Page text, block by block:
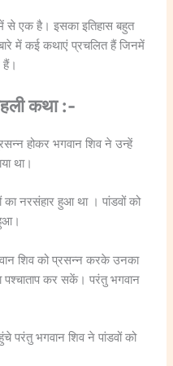
से एक है। इसका इतिहास बहुत
में कई कथाएं प्रचलित हैं जिनमें
हैं।
कथा :-
होकर भगवान शिव ने उन्हें
था।
का नरसंहार हुआ था । पांडवों को
शिव को प्रसन्न करके उनका
पश्चाताप कर सकें। परंतु भगवान
परंतु भगवान शिव ने पांडवों को‌